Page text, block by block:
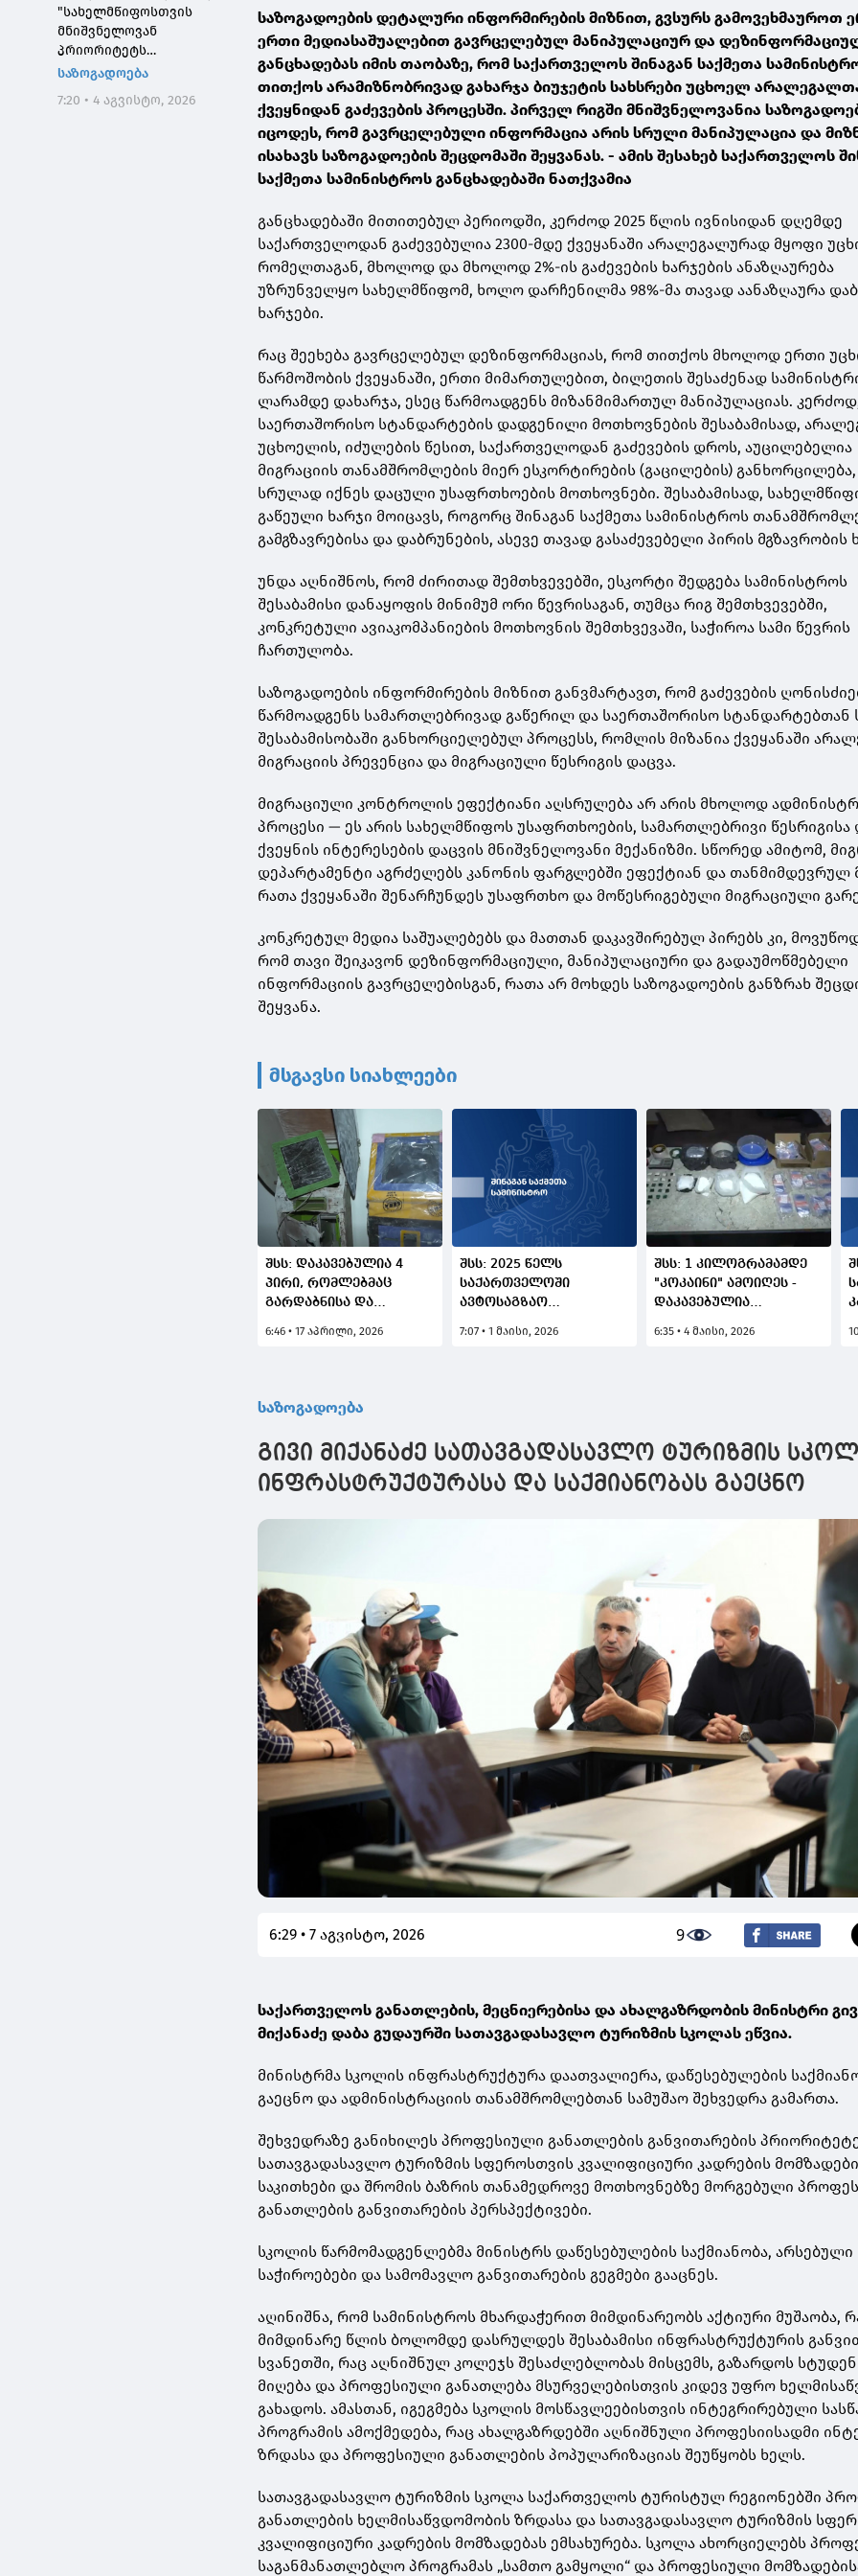
"სახელმწიფოსთვის
მნიშვნელოვან
პრიორიტეტს
საქართველოს ტყეების,
დეგრადირებული
საზოგადოება
7:20 • 4 აგვისტო, 2026
საზოგადოების დეტალური ინფორმირების მიზნით, გვსურს გამოვეხმაუროთ
ერთი მედიასაშუალებით გავრცელებულ მანიპულაციურ და
განცხადებას იმის თაობაზე, რომ საქართველოს შინაგან საქმეთა
თითქოს არამიზნობრივად გახარჯა ბიუჯეტის სახსრები უცხოელ
ქვეყნიდან გაძევების პროცესში. პირველ რიგში მნიშვნელოვანია
იცოდეს, რომ გავრცელებული ინფორმაცია არის სრული მანიპულაცია და
ისახავს საზოგადოების შეცდომაში შეყვანას. - ამის შესახებ საქართველოს
საქმეთა სამინისტროს განცხადებაში ნათქვამია
განცხადებაში მითითებულ პერიოდში, კერძოდ 2025 წლის ივნისიდან დღემდე
საქართველოდან გაძევებულია 2300-მდე ქვეყანაში არალეგალურად მყოფი
რომელთაგან, მხოლოდ და მხოლოდ 2%-ის გაძევების ხარჯების ანაზღაურება
უზრუნველყო სახელმწიფომ, ხოლო დარჩენილმა 98%-მა თავად აანაზღაურა
ხარჯები.
რაც შეეხება გავრცელებულ დეზინფორმაციას, რომ თითქოს მხოლოდ ერთი
წარმოშობის ქვეყანაში, ერთი მიმართულებით, ბილეთის შესაძენად
ლარამდე დახარჯა, ესეც წარმოადგენს მიზანმიმართულ მანიპულაციას.
საერთაშორისო სტანდარტების დადგენილი მოთხოვნების შესაბამისად,
უცხოელის, იძულების წესით, საქართველოდან გაძევების დროს, აუცილებელია
მიგრაციის თანამშრომლების მიერ ესკორტირების (გაცილების)
სრულად იქნეს დაცული უსაფრთხოების მოთხოვნები. შესაბამისად,
გაწეული ხარჯი მოიცავს, როგორც შინაგან საქმეთა სამინისტროს
გამგზავრებისა და დაბრუნების, ასევე თავად გასაძევებელი პირის მგზავრობის
უნდა აღნიშნოს, რომ ძირითად შემთხვევებში, ესკორტი შედგება სამინისტროს
შესაბამისი დანაყოფის მინიმუმ ორი წევრისაგან, თუმცა რიგ შემთხვევებში,
კონკრეტული ავიაკომპანიების მოთხოვნის შემთხვევაში, საჭიროა სამი წევრის
ჩართულობა.
საზოგადოების ინფორმირების მიზნით განვმარტავთ, რომ გაძევების
წარმოადგენს სამართლებრივად გაწერილ და საერთაშორისო
შესაბამისობაში განხორციელებულ პროცესს, რომლის მიზანია ქვეყანაში
მიგრაციის პრევენცია და მიგრაციული წესრიგის დაცვა.
მიგრაციული კონტროლის ეფექტიანი აღსრულება არ არის მხოლოდ
პროცესი — ეს არის სახელმწიფოს უსაფრთხოების, სამართლებრივი წესრიგისა
ქვეყნის ინტერესების დაცვის მნიშვნელოვანი მექანიზმი. სწორედ ამიტომ,
დეპარტამენტი აგრძელებს კანონის ფარგლებში ეფექტიან და თანმიმდევრულ
რათა ქვეყანაში შენარჩუნდეს უსაფრთხო და მოწესრიგებული მიგრაციული
კონკრეტულ მედია საშუალებებს და მათთან დაკავშირებულ პირებს კი,
რომ თავი შეიკავონ დეზინფორმაციული, მანიპულაციური და გადაუმოწმებელი
ინფორმაციის გავრცელებისგან, რათა არ მოხდეს საზოგადოების განზრახ
შეყვანა.
მსგავსი სიახლეები
შსს: დაკავებულია 4
პირი, რომლებმაც
გარდაბნისა და
მუნიციპალიტეტებში
და 10 000 ლარამდე
თანხას დაეუფლნენ
6:46 • 17 აპრილი, 2026
შსს: 2025 წელს
საქართველოში
ავტოსაგზაო
ადამიანის სიცოცხლე
7:07 • 1 მაისი, 2026
შსს: 1 კილოგრამამდე
"კოკაინი" ამოიღეს -
დაკავებულია
მოქალაქე
6:35 • 4 მაისი, 2026
საზოგადოება
გივი მიქანაძე სათავგადასავლო ტურიზმის
ინფრასტრუქტურასა და საქმიანობას გაეცნო
6:29 • 7 აგვისტო, 2026 9
საქართველოს განათლების, მეცნიერებისა და ახალგაზრდობის მინისტრი
მიქანაძე დაბა გუდაურში სათავგადასავლო ტურიზმის სკოლას ეწვია.
მინისტრმა სკოლის ინფრასტრუქტურა დაათვალიერა, დაწესებულების
გაეცნო და ადმინისტრაციის თანამშრომლებთან სამუშაო შეხვედრა გამართა.
შეხვედრაზე განიხილეს პროფესიული განათლების განვითარების
სათავგადასავლო ტურიზმის სფეროსთვის კვალიფიციური კადრების
საკითხები და შრომის ბაზრის თანამედროვე მოთხოვნებზე მორგებული
განათლების განვითარების პერსპექტივები.
სკოლის წარმომადგენლებმა მინისტრს დაწესებულების საქმიანობა, არსებული
საჭიროებები და სამომავლო განვითარების გეგმები გააცნეს.
აღინიშნა, რომ სამინისტროს მხარდაჭერით მიმდინარეობს აქტიური მუშაობა,
მიმდინარე წლის ბოლომდე დასრულდეს შესაბამისი ინფრასტრუქტურის
სვანეთში, რაც აღნიშნულ კოლეჯს შესაძლებლობას მისცემს, გაზარდოს
მიღება და პროფესიული განათლება მსურველებისთვის კიდევ უფრო
გახადოს. ამასთან, იგეგმება სკოლის მოსწავლეებისთვის ინტეგრირებული
პროგრამის ამოქმედება, რაც ახალგაზრდებში აღნიშნული პროფესიისადმი
ზრდასა და პროფესიული განათლების პოპულარიზაციას შეუწყობს ხელს.
სათავგადასავლო ტურიზმის სკოლა საქართველოს ტურისტულ რეგიონებში
განათლების ხელმისაწვდომობის ზრდასა და სათავგადასავლო ტურიზმის
კვალიფიციური კადრების მომზადებას ემსახურება. სკოლა ახორციელებს
საგანმანათლებლო პროგრამას „სამთო გამყოლი“ და პროფესიული